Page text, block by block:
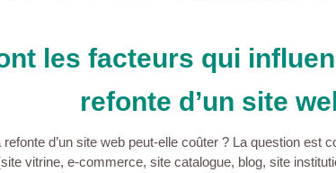
les facteurs qui
refonte d’un site
d’un site web peut-elle coûter ? La question est
vitrine, e-commerce, site catalogue, blog, site